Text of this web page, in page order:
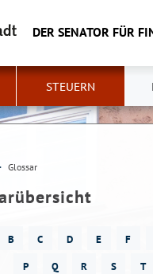
DER SENATOR FÜR
STEUERN
Glossar
B C D E F
P
Q R S T